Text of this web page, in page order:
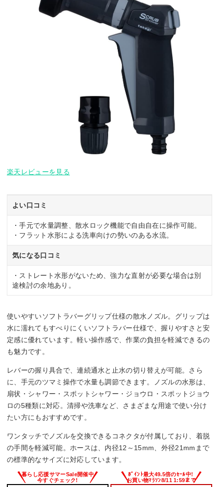
楽天レビューを見る
よい口コミ
・手元で水量調整、散水ロック機能で自由自在に操作可能。
・フラット水形による洗車向けの勢いのある水流。
気になる口コミ
・ストレート水形がないため、強力な直射が必要な場合は別
途検討の余地あり。
使いやすいソフトラバーグリップ仕様の散水ノズル。グリップは
水に濡れてもすべりにくいソフトラバー仕様で、握りやすさと安
定感に優れています。軽い操作感で、作業の負担を軽減できるの
も魅力です。
レバーの握り具合で、連続通水と止水の切り替えが可能。さら
に、手元のツマミ操作で水量も調節できます。ノズルの水形は、
扇状・シャワー・スポットシャワー・ジョウロ・スポットジョウ
ロの5種類に対応。清掃や洗車など、さまざまな用途で使い分け
たい方にもおすすめです。
ワンタッチでノズルを交換できるコネクタが付属しており、着脱
の手間を軽減可能。ホースは、内径12～15mm、外径21mmまで
の標準的なサイズに対応しています。